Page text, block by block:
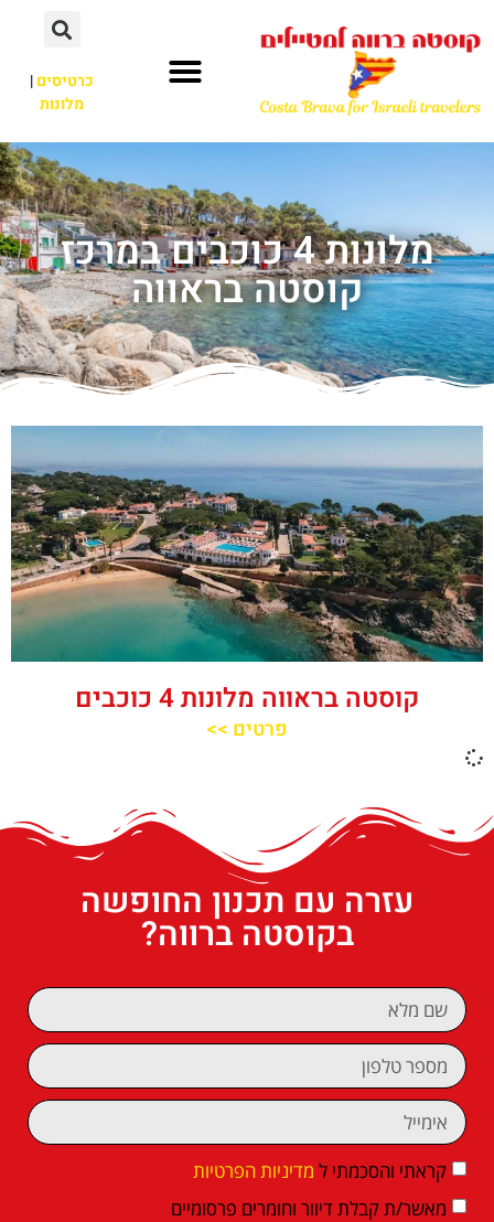
כרטיסים|
מלונות
מלונות 4 כוכבים במרכז
קוסטה בראווה
קוסטה בראווה מלונות 4 כוכבים
פרטים >>
עזרה עם תכנון החופשה
בקוסטה ברווה?
קראתי והסכמתי ל מדיניות הפרטיות
מאשר/ת קבלת דיוור וחומרים פרסומיים